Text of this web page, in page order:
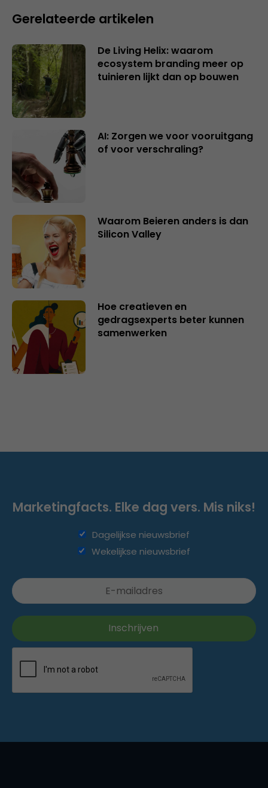
Gerelateerde artikelen
De Living Helix: waarom
ecosystem branding meer op
tuinieren lijkt dan op bouwen
AI: Zorgen we voor vooruitgang
of voor verschraling?
Waarom Beieren anders is dan
Silicon Valley
Hoe creatieven en
gedragsexperts beter kunnen
samenwerken
Marketingfacts. Elke dag vers. Mis niks!
Dagelijkse nieuwsbrief
Wekelijkse nieuwsbrief